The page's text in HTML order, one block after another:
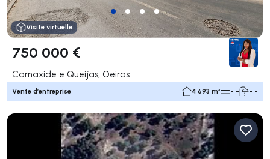
Visite virtuelle
750 000 €
Carnaxide e Queijas, Oeiras
Vente d’entreprise 4 693 m² - - - -